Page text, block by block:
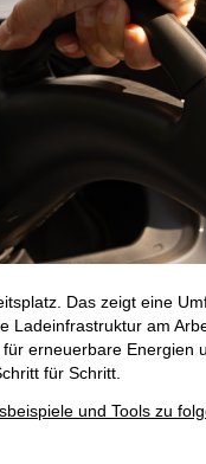
Das zeigt eine
Ladeinfrastruktur am
erneuerbare Energien
für Schritt.
und Tools zu